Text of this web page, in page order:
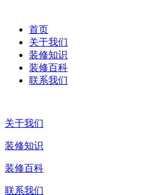
首页
关于我们
装修知识
装修百科
联系我们
关于我们
装修知识
装修百科
联系我们